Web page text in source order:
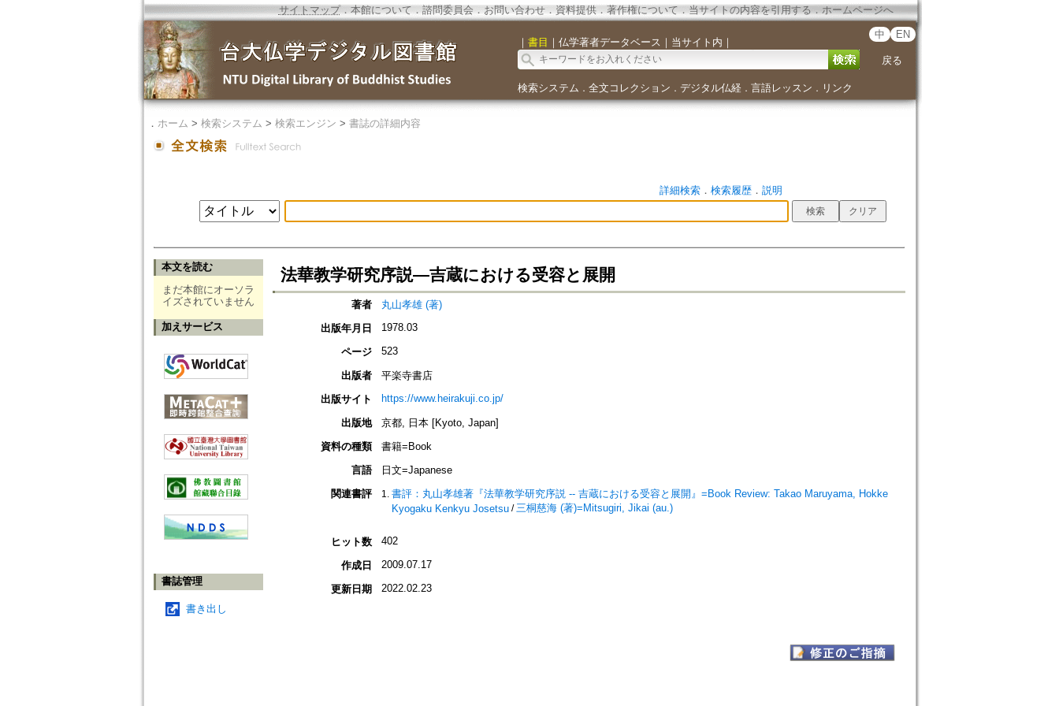
サイトマップ．本館について ． 諮問委員会． お問い合わせ． 資料提供． 著作権について．当サイトの内容を引用する ． ホームページへ
｜ 書目 ｜ 仏学著者データベース ｜ 当サイト内 ｜
中 EN
戻る
検索システム ． 全文コレクション ． デジタル仏経． 言語レッスン ． リンク
． ホーム > 検索システム > 検索エンジン > 書誌の詳細内容
詳細検索． 検索履歴． 説明
本文を読む
まだ本館にオーソラ
イズされていません
加えサービス
書誌管理
書き出し
法華教学研究序説―吉蔵における受容と展開
著者
丸山孝雄 (著)
出版年月日
1978.03
ページ 523
出版者
平楽寺書店
出版サイト
https://www.heirakuji.co.jp/
出版地
京都, 日本 [Kyoto, Japan]
資料の種類
書籍=Book
言語
日文=Japanese
関連書評
書評：丸山孝雄著『法華教学研究序説 -- 吉蔵における受容と展開』=Book Review: Takao Maruyama, Hokke
Kyogaku Kenkyu Josetsu/三桐慈海 (著)=Mitsugiri, Jikai (au.)
ヒット数 402
作成日 2009.07.17
更新日期 2022.02.23